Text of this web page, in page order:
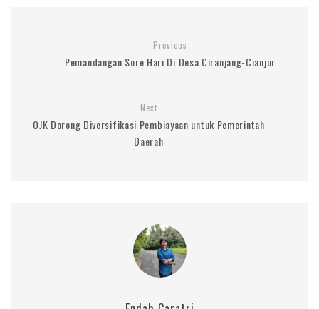
Previous
Pemandangan Sore Hari Di Desa Ciranjang-Cianjur
Next
OJK Dorong Diversifikasi Pembiayaan untuk Pemerintah
Daerah